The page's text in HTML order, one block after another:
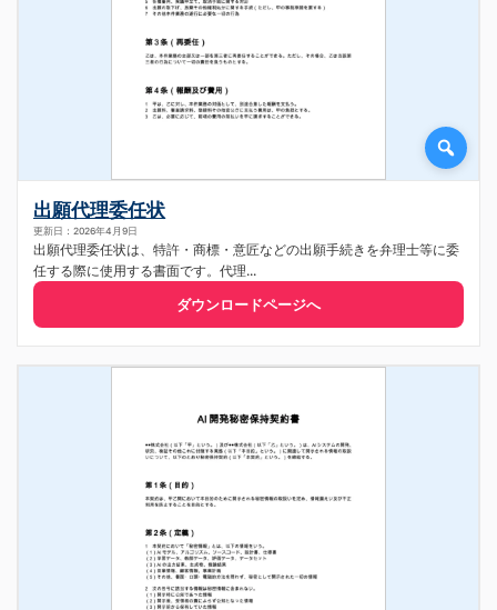
出願代理委任状
更新日：2026年4月9日
出願代理委任状は、特許・商標・意匠などの出願手続きを弁理士等に委
任する際に使用する書面です。代理...
ダウンロードページへ